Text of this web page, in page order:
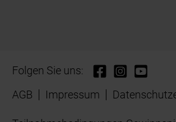
Folgen Sie uns:
AGB
Impressum